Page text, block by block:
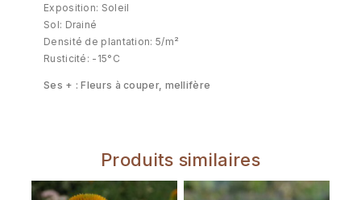
Exposition: Soleil
Sol: Drainé
Densité de plantation: 5/m²
Rusticité: -15°C
Ses + : Fleurs à couper, mellifère
Produits similaires